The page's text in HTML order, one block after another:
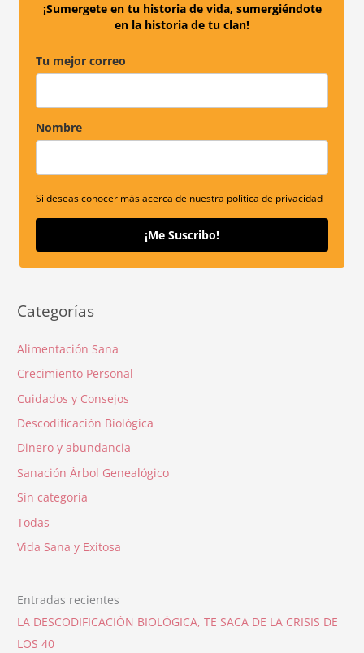
¡Sumergete en tu historia de vida, sumergiéndote
en la historia de tu clan!
Tu mejor correo
Nombre
Si deseas conocer más acerca de nuestra política de privacidad
¡Me Suscribo!
Categorías
Alimentación Sana
Crecimiento Personal
Cuidados y Consejos
Descodificación Biológica
Dinero y abundancia
Sanación Árbol Genealógico
Sin categoría
Todas
Vida Sana y Exitosa
Entradas recientes
LA DESCODIFICACIÓN BIOLÓGICA, TE SACA DE LA CRISIS DE
LOS 40